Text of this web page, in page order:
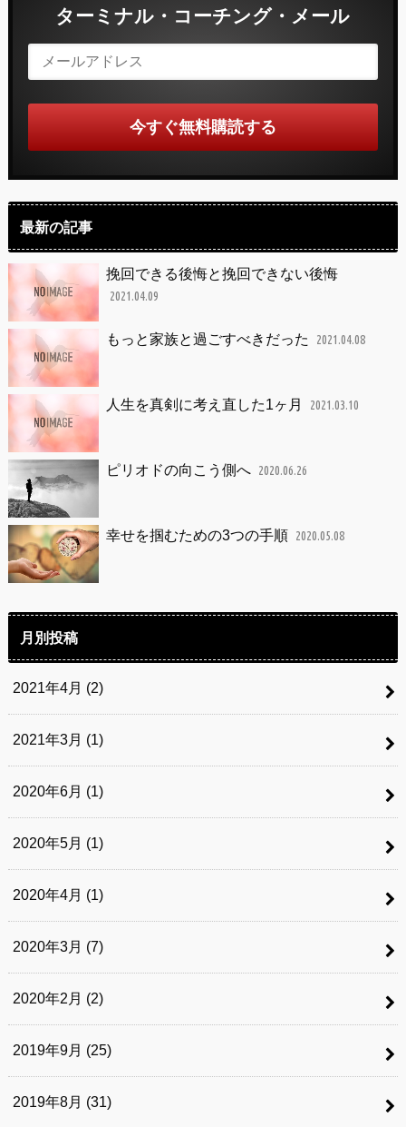
ターミナル・コーチング・メール
最新の記事
挽回できる後悔と挽回できない後悔
2021.04.09
もっと家族と過ごすべきだった 2021.04.08
人生を真剣に考え直した1ヶ月 2021.03.10
ピリオドの向こう側へ 2020.06.26
幸せを掴むための3つの手順 2020.05.08
月別投稿
2021年4月 (2)
2021年3月 (1)
2020年6月 (1)
2020年5月 (1)
2020年4月 (1)
2020年3月 (7)
2020年2月 (2)
2019年9月 (25)
2019年8月 (31)